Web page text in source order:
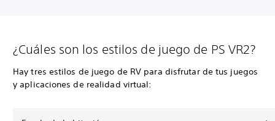
¿Cuáles son los estilos de juego de PS VR2?
Hay tres estilos de juego de RV para disfrutar de tus juegos
y aplicaciones de realidad virtual: